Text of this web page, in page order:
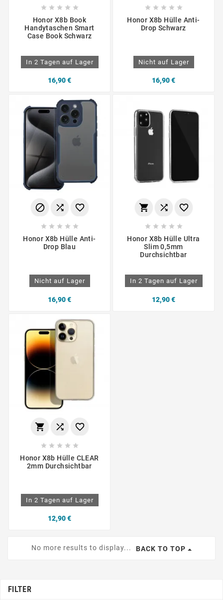
    
Honor X8b Book
Handytaschen Smart
Case Book Schwarz
In 2 Tagen auf Lager
16,90 €
    
Honor X8b Hülle Anti-
Drop Schwarz
Nicht auf Lager
16,90 €
  
    
Honor X8b Hülle Anti-
Drop Blau
Nicht auf Lager
16,90 €
  
    
Honor X8b Hülle Ultra
Slim 0,5mm
Durchsichtbar
In 2 Tagen auf Lager
12,90 €
  
    
Honor X8b Hülle CLEAR
2mm Durchsichtbar
In 2 Tagen auf Lager
12,90 €
No more results to display... BACK TO TOP
FILTER